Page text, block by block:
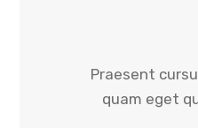
Praesent
quam eget